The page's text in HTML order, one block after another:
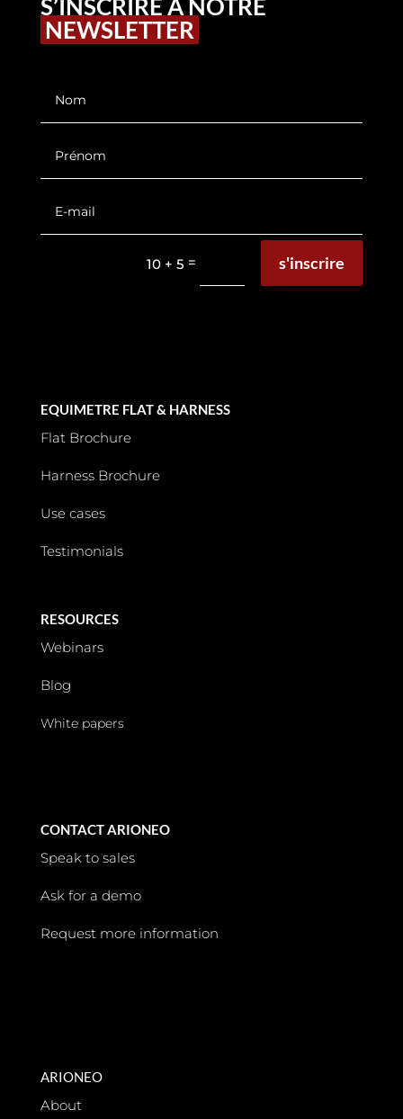
S’INSCRIRE À NOTRE
NEWSLETTER
10 + 5 = s'inscrire
EQUIMETRE FLAT & HARNESS
Flat Brochure
Harness Brochure
Use cases
Testimonials
RESOURCES
Webinars
Blog
White papers
CONTACT ARIONEO
Speak to sales
Ask for a demo
Request more information
ARIONEO
About